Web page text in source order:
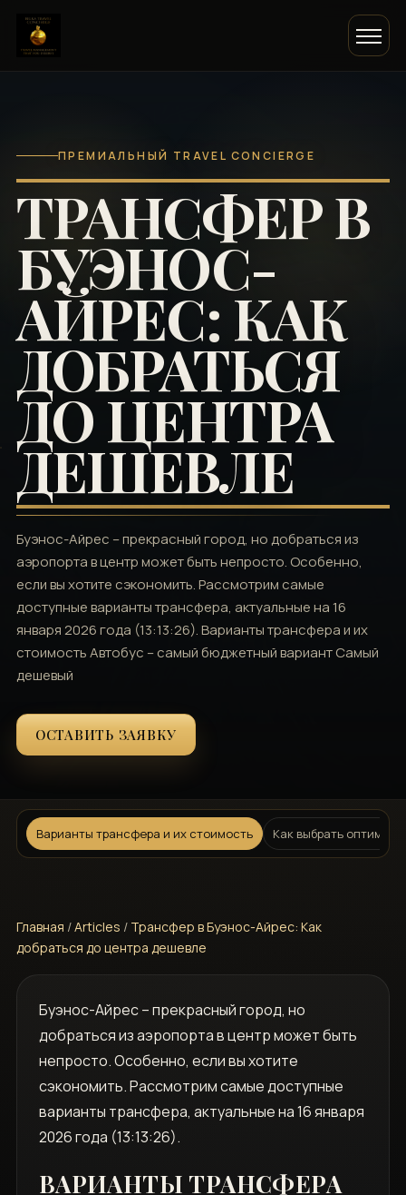
ПРЕМИАЛЬНЫЙ TRAVEL CONCIERGE
ТРАНСФЕР В
БУЭНОС-
АЙРЕС: КАК
ДОБРАТЬСЯ
ДО ЦЕНТРА
ДЕШЕВЛЕ
Буэнос-Айрес – прекрасный город, но добраться из
аэропорта в центр может быть непросто. Особенно,
если вы хотите сэкономить. Рассмотрим самые
доступные варианты трансфера, актуальные на 16
января 2026 года (13:13:26). Варианты трансфера и их
стоимость Автобус – самый бюджетный вариант Самый
дешевый
ОСТАВИТЬ ЗАЯВКУ
Варианты трансфера и их стоимость Как выбрать
Главная /Articles / Трансфер в Буэнос-Айрес: Как
добраться до центра дешевле
Буэнос-Айрес – прекрасный город, но
добраться из аэропорта в центр может быть
непросто. Особенно, если вы хотите
сэкономить. Рассмотрим самые доступные
варианты трансфера, актуальные на 16 января
2026 года (13:13:26).
ВАРИАНТЫ ТРАНСФЕРА